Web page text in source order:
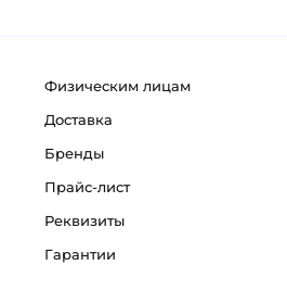
Физическим лицам
Доставка
Бренды
Прайс-лист
Реквизиты
Гарантии